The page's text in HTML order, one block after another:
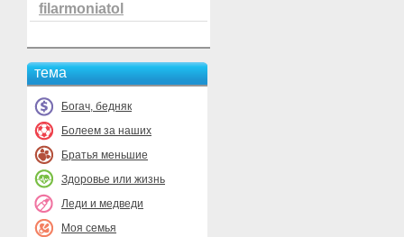
filarmoniatol
тема
Богач, бедняк
Болеем за наших
Братья меньшие
Здоровье или жизнь
Леди и медведи
Моя семья